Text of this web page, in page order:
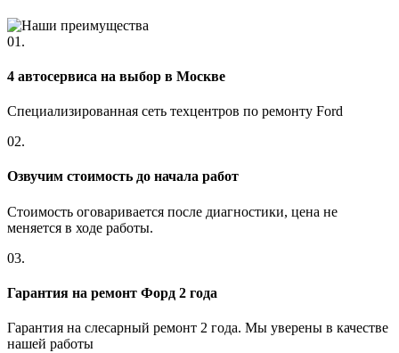
01.
4 автосервиса на выбор в Москве
Специализированная сеть техцентров по ремонту Ford
02.
Озвучим стоимость до начала работ
Стоимость оговаривается после диагностики, цена не
меняется в ходе работы.
03.
Гарантия на ремонт Форд 2 года
Гарантия на слесарный ремонт 2 года. Мы уверены в качестве
нашей работы